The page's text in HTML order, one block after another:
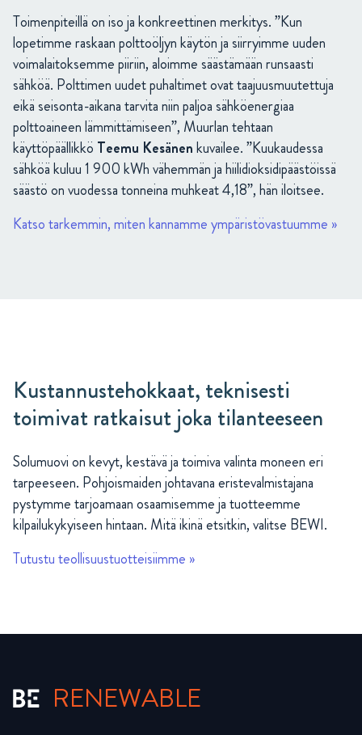
Toimenpiteillä on iso ja konkreettinen merkitys. ”Kun
lopetimme raskaan polttoöljyn käytön ja siirryimme uuden
voimalaitoksemme piiriin, aloimme säästämään runsaasti
sähköä. Polttimen uudet puhaltimet ovat taajuusmuutettuja
eikä seisonta-aikana tarvita niin paljoa sähköenergiaa
polttoaineen lämmittämiseen”, Muurlan tehtaan
käyttöpäällikkö Teemu Kesänenkuvailee. ”Kuukaudessa
sähköä kuluu 1 900 kWh vähemmän ja hiilidioksidipäästöissä
säästö on vuodessa tonneina muhkeat 4,18”, hän iloitsee.
Katso tarkemmin, miten kannamme ympäristövastuumme »
Kustannustehokkaat, teknisesti
toimivat ratkaisut joka tilanteeseen
Solumuovi on kevyt, kestävä ja toimiva valinta moneen eri
tarpeeseen. Pohjoismaiden johtavana eristevalmistajana
pystymme tarjoamaan osaamisemme ja tuotteemme
kilpailukykyiseen hintaan. Mitä ikinä etsitkin, valitse BEWI.
Tutustu teollisuustuotteisiimme »
RENEWABLE